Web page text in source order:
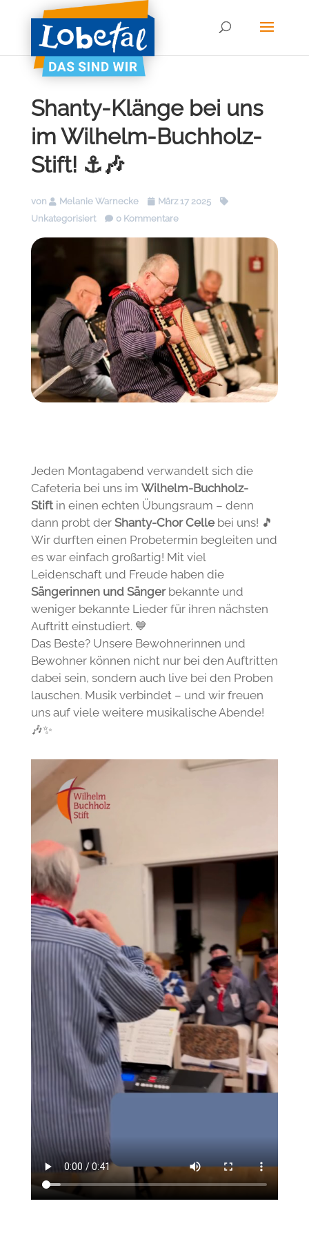
Shanty-Klänge bei uns
im Wilhelm-Buchholz-
Stift! ⚓🎶
von Melanie Warnecke
März 17 2025
Unkategorisiert
0 Kommentare
Jeden Montagabend verwandelt sich die
Cafeteria bei uns im Wilhelm-Buchholz-
Stift in einen echten Übungsraum – denn
dann probt der Shanty-Chor Cellebei uns! 🎵
Wir durften einen Probetermin begleiten und
es war einfach großartig! Mit viel
Leidenschaft und Freude haben die
Sängerinnen und Sänger bekannte und
weniger bekannte Lieder für ihren nächsten
Auftritt einstudiert. 💙
Das Beste? Unsere Bewohnerinnen und
Bewohner können nicht nur bei den Auftritten
dabei sein, sondern auch live bei den Proben
lauschen. Musik verbindet – und wir freuen
uns auf viele weitere musikalische Abende!
🎶✨